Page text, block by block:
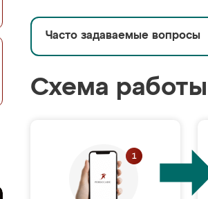
Часто задаваемые вопросы
Схема работы